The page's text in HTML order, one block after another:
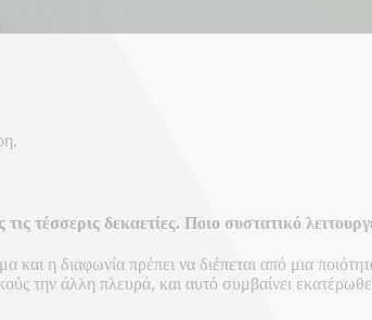
τέσσερις δεκαετίες. Ποιο συστατικό
η διαφωνία πρέπει να διέπεται από μια
την άλλη πλευρά, και αυτό συμβαίνει